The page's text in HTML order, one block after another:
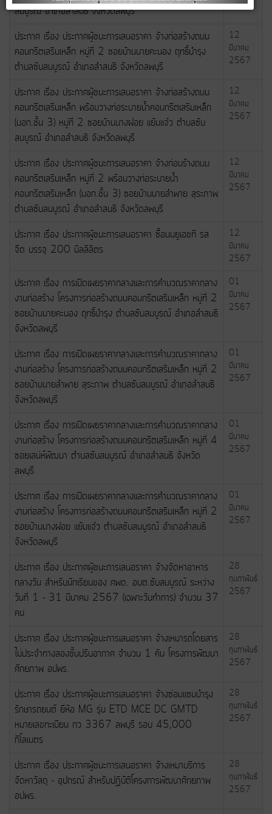
สมบูรณ์ อำเภอลำสนธิ จังหวัดลพบุรี
2567
ประกาศ เรื่อง ประกาศผู้ชนะการเสนอราคา จ้างก่อสร้างถนน
คอนกรีตเสริมเหล็ก หมู่ที่ 2 ซอยบ้านนายคะนอง ฤทธิ์บำรุง
ตำบลซับสมบูรณ์ อำเภอลำสนธิ จังหวัดลพบุรี
12
มีนาคม
2567
ประกาศ เรื่อง ประกาศผู้ชนะการเสนอราคา จ้างก่อสร้างถนน
คอนกรีตเสริมเหล็ก พร้อมวางท่อระบายน้ำคอนกรีตเสริมเหล็ก
(มอก.ชั้น 3) หมู่ที่ 2 ซอยบ้านนางฝอย แย้มแจ๋ว ตำบลซับ
สมบูรณ์ อำเภอลำสนธิ จังหวัดลพบุรี
12
มีนาคม
2567
ประกาศ เรื่อง ประกาศผู้ชนะการเสนอราคา จ้างก่อนร้างถนน
คอนกรีตเสริมเหล็ก หมู่ที่ 2 พร้อมวางท่อระบายน้ำ
คอนกรีตเสริมเหล็ก (มอก.ชั้น 3) ซอยบ้านนายลำพาย สุระภาพ
ตำบลซับสมบูรณ์ อำเภอลำสนธิ จังหวัดลพบุรี
12
มีนาคม
2567
ประกาศ เรื่อง ประกาศผู้ชนะการเสนอราคา ซื้อนมยูเอชที รส
จืด บรรจุ 200 มิลลิลิตร
12
มีนาคม
2567
ประกาศ เรื่อง การเปิดเผยราคากลางและการคำนวณราคากลาง
งานก่อสร้าง โครงการก่อสร้างถนนคอนกรีตเสริมเหล็ก หมู่ที่ 2
ซอยบ้านนายคะนอง ฤทธิ์บำรุง ตำบลซับสมบูรณ์ อำเภอลำสนธิ
จังหวัดลพบุรี
01
มีนาคม
2567
ประกาศ เรื่อง การเปิดเผยราคากลางและการคำนวณราคากลาง
งานก่อสร้าง โครงการก่อสร้างถนนคอนกรีตเสริมเหล็ก หมู่ที่ 2
ซอยบ้านนายลำพาย สุระภาพ ตำบลซับสมบูรณ์ อำเภอลำสนธิ
จังหวัดลพบุรี
01
มีนาคม
2567
ประกาศ เรื่อง การเปิดเผยราคากลางและการคำนวณราคากลาง
งานก่อสร้าง โครงการก่อสร้างถนนคอนกรีตเสริมเหล็ก หมู่ที่ 4
ซอยเสน่ห์พัฒนา ตำบลซับสมบูรณ์ อำเภอลำสนธิ จังหวัด
ลพบุรี
01
มีนาคม
2567
ประกาศ เรื่อง การเปิดเผยราคากลางและการคำนวณราคากลาง
งานก่อสร้าง โครงการก่อสร้างถนนคอนกรีตเสริมเหล็ก หมู่ที่ 2
ซอยบ้านนางฝอย แย้มแจ๋ว ตำบลซับสมบูรณ์ อำเภอลำสนธิ
จังหวัดลพบุรี
01
มีนาคม
2567
ประกาศ เรื่อง ประกาศผู้ชนะการเสนอราคา จ้างจัดหาอาหาร
กลางวัน สำหรับนักเรียนของ ศพด. อบต.ซับสมบูรณ์ ระหว่าง
วันที่ 1 - 31 มีนาคม 2567 (เฉพาะวันทำการ) จำนวน 37
คน
28
กุมภาพันธ์
2567
ประกาศ เรื่อง ประกาศผู้ชนะการเสนอราคา จ้างเหมารถโดยสาร
ไม่ประจำทางสองชั้นปรับอากาศ จำนวน 1 คัน โครงการพัฒนา
ศักยภาพ อปพร.
28
กุมภาพันธ์
2567
ประกาศ เรื่อง ประกาศผู้ชนะการเสนอราคา จ้างซ่อมแซมบำรุง
รักษารถยนต์ ยี่ห้อ MG รุ่น ETD MCE DC GMTD
หมายเลขทีะเบียน กว 3367 ลพบุรี รอบ 45,000
กิโลเมตร
28
กุมภาพันธ์
2567
ประกาศ เรื่อง ประกาศผู้ชนะการเสนอราคา จ้างเหมาบริการ
จัดหาวัสดุ - อุปกรณ์ สำหรับปฏิบัติโครงการพัฒนาศักยภาพ
อปพร.
28
กุมภาพันธ์
2567